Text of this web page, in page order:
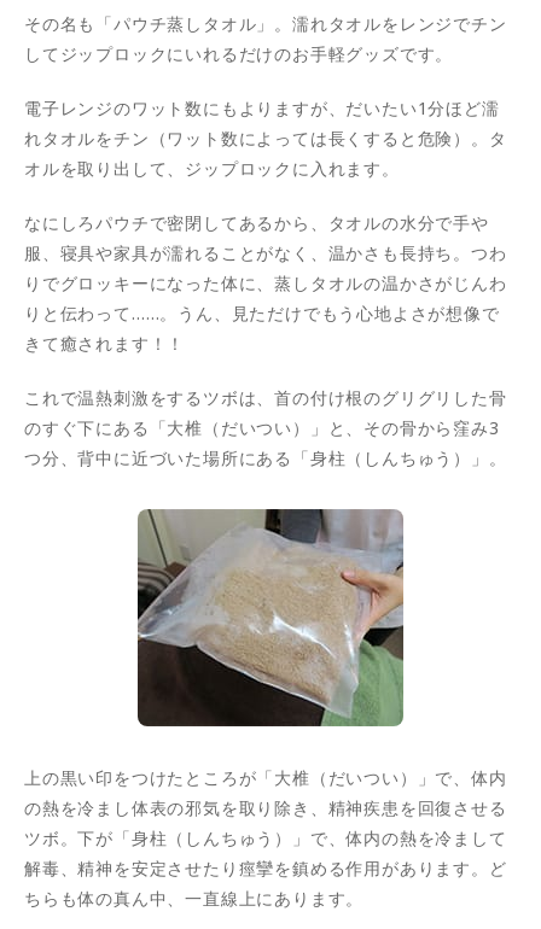
その名も「パウチ蒸しタオル」。濡れタオルをレンジでチン
してジップロックにいれるだけのお手軽グッズです。
電子レンジのワット数にもよりますが、だいたい1分ほど濡
れタオルをチン（ワット数によっては長くすると危険）。タ
オルを取り出して、ジップロックに入れます。
なにしろパウチで密閉してあるから、タオルの水分で手や
服、寝具や家具が濡れることがなく、温かさも長持ち。つわ
りでグロッキーになった体に、蒸しタオルの温かさがじんわ
りと伝わって……。うん、見ただけでもう心地よさが想像で
きて癒されます！！
これで温熱刺激をするツボは、首の付け根のグリグリした骨
のすぐ下にある「大椎（だいつい）」と、その骨から窪み3
つ分、背中に近づいた場所にある「身柱（しんちゅう）」。
上の黒い印をつけたところが「大椎（だいつい）」で、体内
の熱を冷まし体表の邪気を取り除き、精神疾患を回復させる
ツボ。下が「身柱（しんちゅう）」で、体内の熱を冷まして
解毒、精神を安定させたり痙攣を鎮める作用があります。ど
ちらも体の真ん中、一直線上にあります。